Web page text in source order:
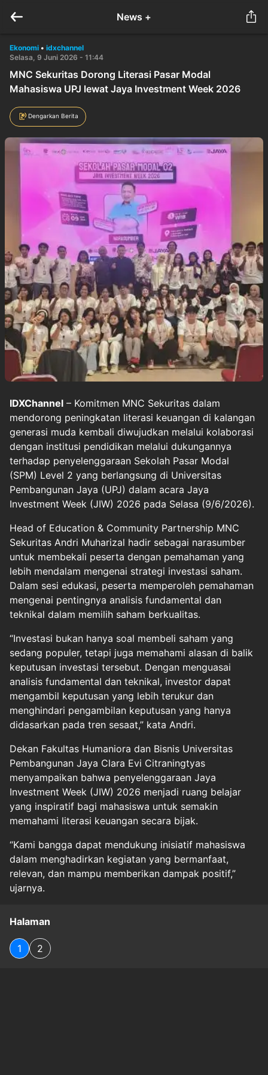
News +
Ekonomi • idxchannel
Selasa, 9 Juni 2026 - 11:44
MNC Sekuritas Dorong Literasi Pasar Modal
Mahasiswa UPJ lewat Jaya Investment Week 2026
Dengarkan Berita
IDXChannel – Komitmen MNC Sekuritas dalam
mendorong peningkatan literasi keuangan di kalangan
generasi muda kembali diwujudkan melalui kolaborasi
dengan institusi pendidikan melalui dukungannya
terhadap penyelenggaraan Sekolah Pasar Modal
(SPM) Level 2 yang berlangsung di Universitas
Pembangunan Jaya (UPJ) dalam acara Jaya
Investment Week (JIW) 2026 pada Selasa (9/6/2026).
Head of Education & Community Partnership MNC
Sekuritas Andri Muharizal hadir sebagai narasumber
untuk membekali peserta dengan pemahaman yang
lebih mendalam mengenai strategi investasi saham.
Dalam sesi edukasi, peserta memperoleh pemahaman
mengenai pentingnya analisis fundamental dan
teknikal dalam memilih saham berkualitas.
“Investasi bukan hanya soal membeli saham yang
sedang populer, tetapi juga memahami alasan di balik
keputusan investasi tersebut. Dengan menguasai
analisis fundamental dan teknikal, investor dapat
mengambil keputusan yang lebih terukur dan
menghindari pengambilan keputusan yang hanya
didasarkan pada tren sesaat,” kata Andri.
Dekan Fakultas Humaniora dan Bisnis Universitas
Pembangunan Jaya Clara Evi Citraningtyas
menyampaikan bahwa penyelenggaraan Jaya
Investment Week (JIW) 2026 menjadi ruang belajar
yang inspiratif bagi mahasiswa untuk semakin
memahami literasi keuangan secara bijak.
“Kami bangga dapat mendukung inisiatif mahasiswa
dalam menghadirkan kegiatan yang bermanfaat,
relevan, dan mampu memberikan dampak positif,”
ujarnya.
Halaman
1 2